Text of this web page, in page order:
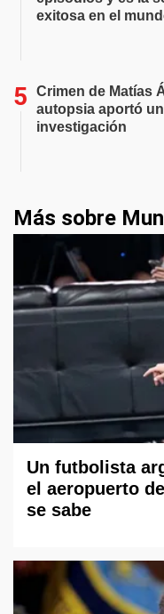
exitosa en el
Crimen de Matías
autopsia aportó
investigación
Más sobre
Un futbolista
el aeropuerto
se sabe